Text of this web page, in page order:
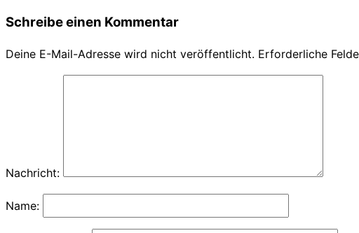
Schreibe einen Kommentar
Deine E-Mail-Adresse wird nicht veröffentlicht. Erforderliche
Nachricht:
Name: